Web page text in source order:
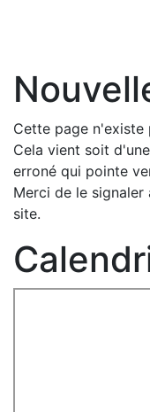
Cette page n'existe
Cela vient soit
erroné qui pointe
Merci de le
site.